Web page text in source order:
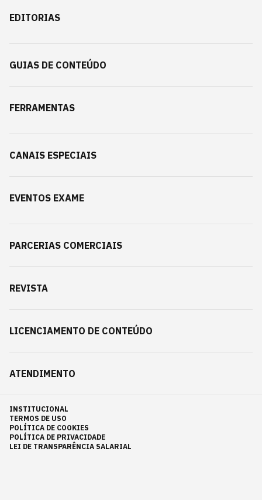
EDITORIAS
GUIAS DE CONTEÚDO
FERRAMENTAS
CANAIS ESPECIAIS
EVENTOS EXAME
PARCERIAS COMERCIAIS
REVISTA
LICENCIAMENTO DE CONTEÚDO
ATENDIMENTO
INSTITUCIONAL
TERMOS DE USO
POLÍTICA DE COOKIES
POLÍTICA DE PRIVACIDADE
LEI DE TRANSPARÊNCIA SALARIAL